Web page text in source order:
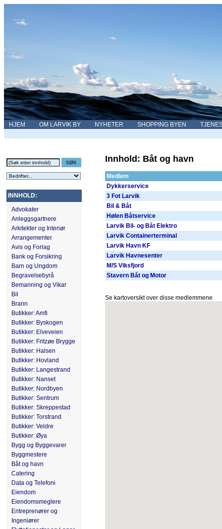
HJEM OM LARVIK BY NYHETER SHOPPING BYEN
INNHOLD:
Advokater
Anleggsgartnere
Arkitekter og Interiør
Arrangementer
Avis og Forlag
Bank og Forsikring
Barn og Ungdom
Begravelsebyrå
Bemanning og Vikar
Bil
Brann
Butikker: Amfi
Butikker: Byskogen
Butikker: Elveveien
Butikker: Fritzøe Brygge
Butikker: Halsen
Butikker: Hovland
Butikker: Langestrand
Butikker: Nanset
Butikker: Nordbyen
Butikker: Sentrum
Butikker: Skreppestad
Butikker: Torstrand
Butikker: Veldre
Butikker: Øya
Bygg og Byggevarer
Byggmestere
Båt og havn
Catering
Data og Telefoni
Eiendom
Eiendomsmeglere
Entreprenører og
Ingeniører
Innhold: Båt og havn
Medlem
Dykkerservice
3 Fot Larvik
Bil & Båt
Hølen Båtservice
Larvik Bil- og Båt Elektro
Larvik Containerterminal
Larvik Havn KF
Larvik Havnesenter
M/S Viksfjord
Stavern Båt og Motor
Se kartoversikt over disse medlemmene